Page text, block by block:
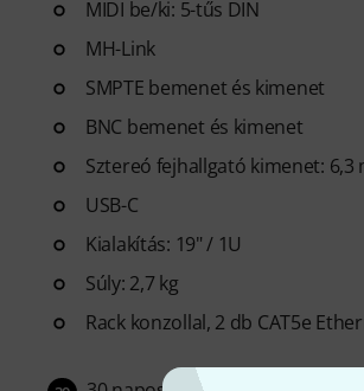
MIDI be/ki: 5-tűs DIN
MH-Link
SMPTE bemenet és kimenet
BNC bemenet és kimenet
Sztereó fejhallgató kimenet: 6,3
USB-C
Kialakítás: 19" / 1U
Súly: 2,7 kg
Rack konzollal, 2 db CAT5e